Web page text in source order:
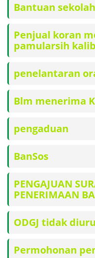
Bantuan sekolah
Penjual koran
pamularsih
penelantaran
Blm menerima
pengaduan
BanSos
PENGAJUAN
PENERIMAAN
ODGJ tidak
Permohonan